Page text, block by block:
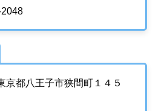
京都八王子市狭間町１４５